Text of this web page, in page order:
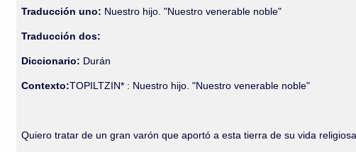
Traducción uno: Nuestro hijo. "Nuestro venerable noble"
Traducción dos:
Diccionario: Durán
Contexto:TOPILTZIN* : Nuestro hijo. "Nuestro venerable noble"
Quiero tratar de un gran varón que aportó a esta tierra de su vida